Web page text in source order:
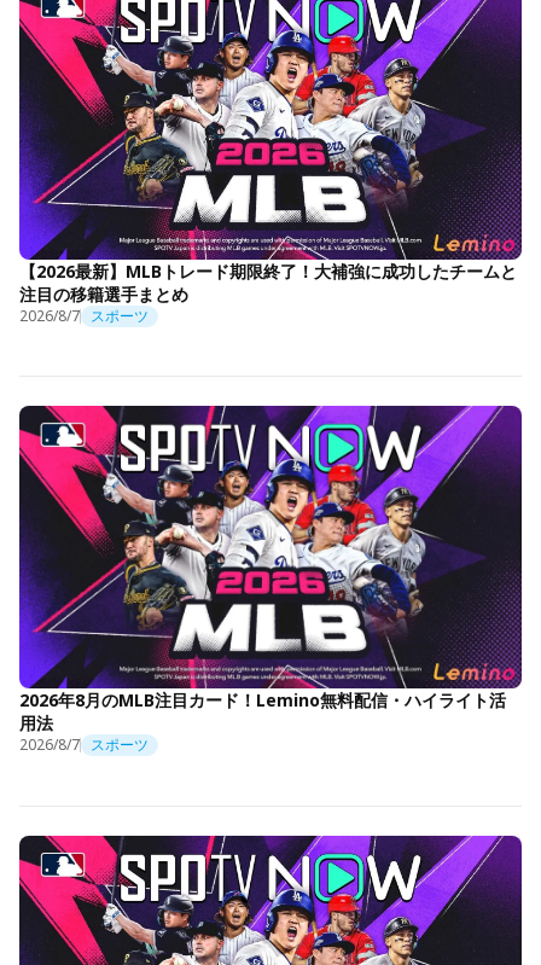
【2026最新】MLBトレード期限終了！大補強に成功したチームと
注目の移籍選手まとめ
2026/8/7 スポーツ
2026年8月のMLB注目カード！Lemino無料配信・ハイライト活
用法
2026/8/7 スポーツ